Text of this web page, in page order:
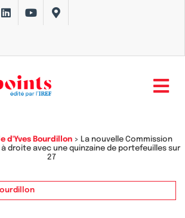
d'Yves Bourdillon> La nouvelle Commission
droite avec une quinzaine de portefeuilles sur
27